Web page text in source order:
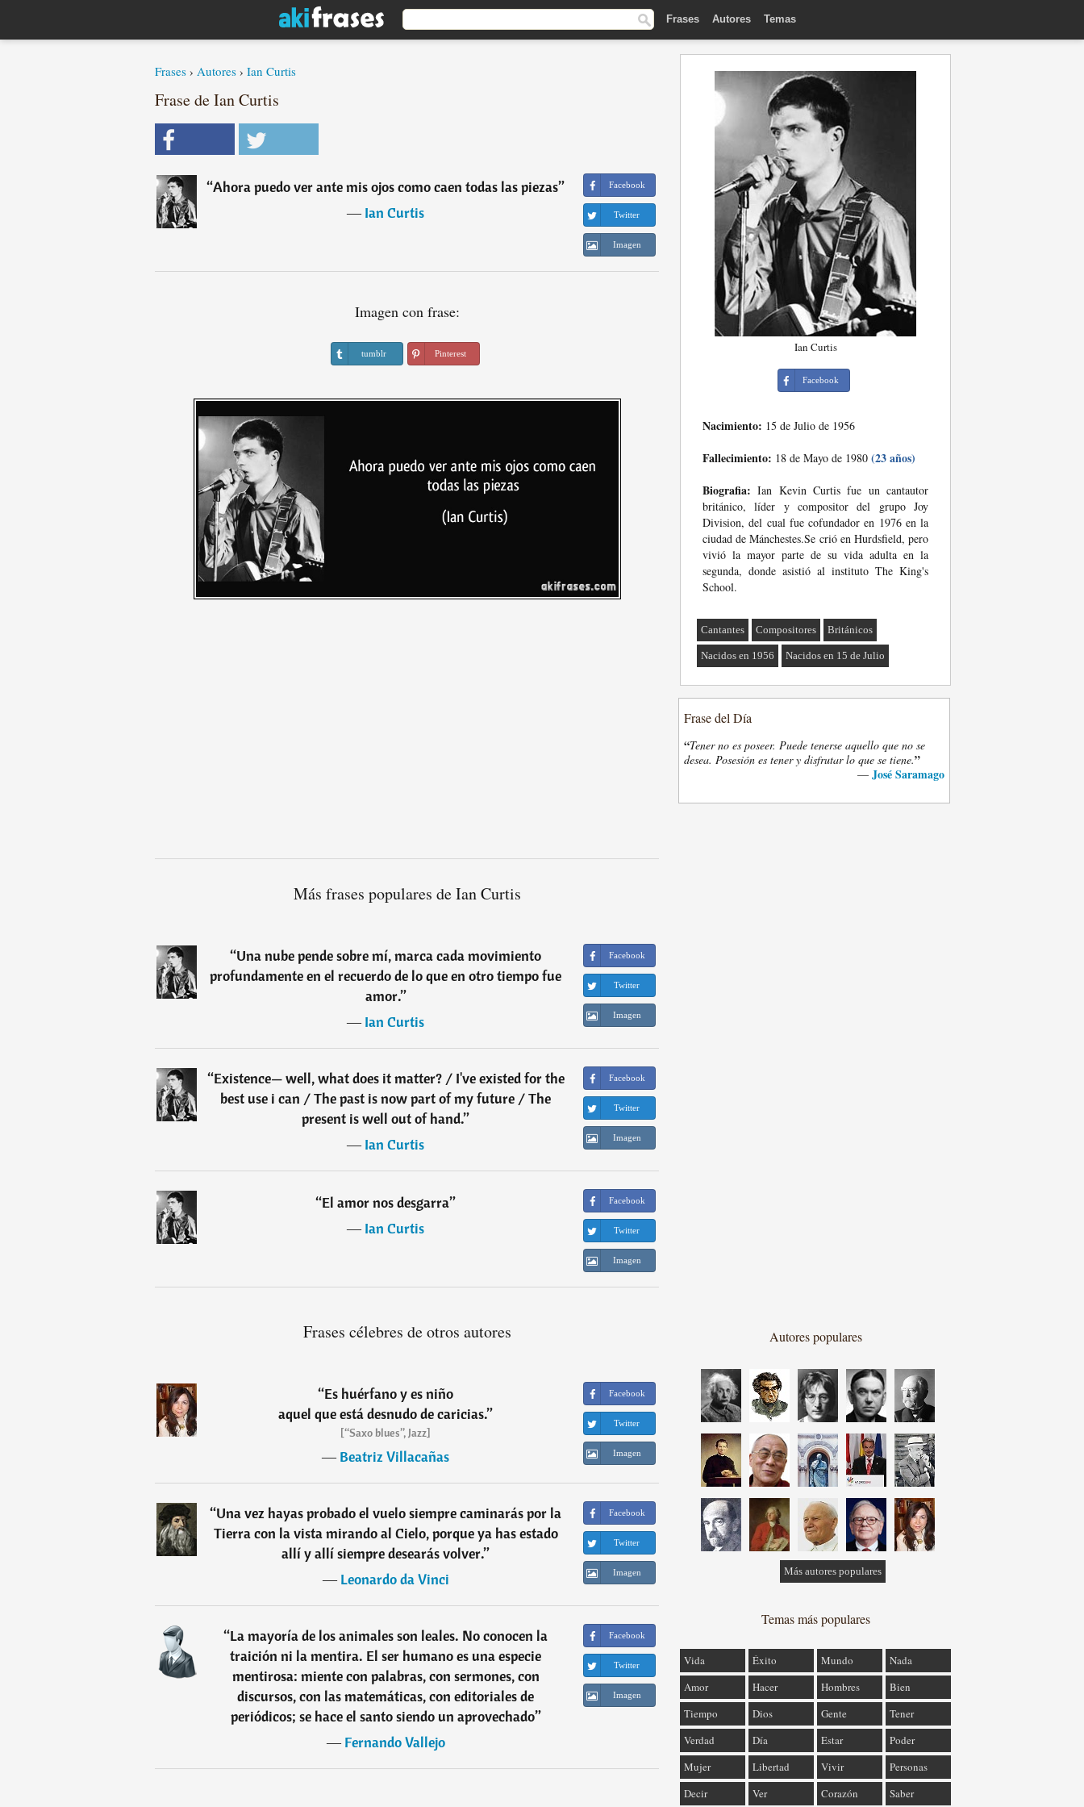
Frases Autores Temas
Frases › Autores › Ian Curtis
Frase de Ian Curtis
“Ahora puedo ver ante mis ojos como caen todas las piezas”
―Ian Curtis
Facebook
Twitter
Imagen
Imagen con frase:
tumblr Pinterest
Más frases populares de Ian Curtis
“Una nube pende sobre mí, marca cada movimiento
profundamente en el recuerdo de lo que en otro tiempo fue
amor.”
―Ian Curtis
Facebook
Twitter
Imagen
“Existence— well, what does it matter? / I've existed for the
best use i can / The past is now part of my future / The
present is well out of hand.”
―Ian Curtis
Facebook
Twitter
Imagen
“El amor nos desgarra”
―Ian Curtis
Facebook
Twitter
Imagen
Frases célebres de otros autores
“Es huérfano y es niño
aquel que está desnudo de caricias.”
[“Saxo blues”, Jazz]
―Beatriz Villacañas
Facebook
Twitter
Imagen
“Una vez hayas probado el vuelo siempre caminarás por la
Tierra con la vista mirando al Cielo, porque ya has estado
allí y allí siempre desearás volver.”
―Leonardo da Vinci
Facebook
Twitter
Imagen
“La mayoría de los animales son leales. No conocen la
traición ni la mentira. El ser humano es una especie
mentirosa: miente con palabras, con sermones, con
discursos, con las matemáticas, con editoriales de
periódicos; se hace el santo siendo un aprovechado”
―Fernando Vallejo
Facebook
Twitter
Imagen
Ian Curtis
Facebook
Nacimiento: 15 de Julio de 1956
Fallecimiento: 18 de Mayo de 1980 (23 años)
Biografia: Ian Kevin Curtis fue un cantautor
británico, líder y compositor del grupo Joy
Division, del cual fue cofundador en 1976 en la
ciudad de Mánchestes.Se crió en Hurdsfield, pero
vivió la mayor parte de su vida adulta en la
segunda, donde asistió al instituto The King's
School.
Cantantes Compositores Británicos
Nacidos en 1956 Nacidos en 15 de Julio
Frase del Día
“Tener no es poseer. Puede tenerse aquello que no se
desea. Posesión es tener y disfrutar lo que se tiene.”
— José Saramago
Autores populares
Más autores populares
Temas más populares
Vida Éxito Mundo
Nada
Amor
Hacer Hombres
Bien
Tiempo
Dios Gente
Tener
Verdad
Día Estar
Poder
Mujer
Libertad Vivir
Personas
Decir
Ver Corazón Saber